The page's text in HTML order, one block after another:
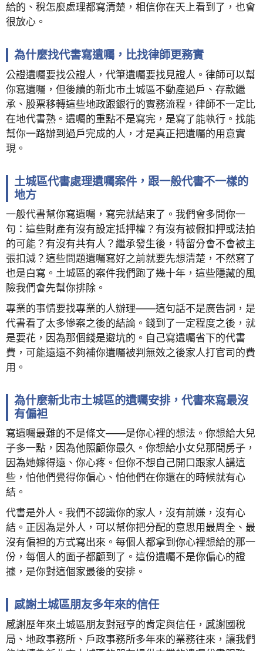
給的、稅怎麼處理都寫清楚，相信你在天上看到了，也會
很放心。
為什麼找代書寫遺囑，比找律師更務實
公證遺囑要找公證人，代筆遺囑要找見證人。律師可以幫
你寫遺囑，但後續的新北市土城區不動產過戶、存款繼
承、股票移轉這些地政跟銀行的實務流程，律師不一定比
在地代書熟。遺囑的重點不是寫完，是寫了能執行。找能
幫你一路辦到過戶完成的人，才是真正把遺囑的用意實
現。
土城區代書處理遺囑案件，跟一般代書不一樣的
地方
一般代書幫你寫遺囑，寫完就結束了。我們會多問你一
句：這些財產有沒有設定抵押權？有沒有被假扣押或法拍
的可能？有沒有共有人？繼承發生後，特留分會不會被主
張扣減？這些問題遺囑寫好之前就要先想清楚，不然寫了
也是白寫。土城區的案件我們跑了幾十年，這些隱藏的風
險我們會先幫你排除。
專業的事情要找專業的人辦理——這句話不是廣告詞，是
代書看了太多慘案之後的結論。錢到了一定程度之後，就
是要花，因為那個錢是避坑的。自己寫遺囑省下的代書
費，可能遠遠不夠補你遺囑被判無效之後家人打官司的費
用。
為什麼新北市土城區的遺囑安排，代書來寫最沒
有偏袒
寫遺囑最難的不是條文——是你心裡的想法。你想給大兒
子多一點，因為他照顧你最久。你想給小女兒那間房子，
因為她嫁得遠、你心疼。但你不想自己開口跟家人講這
些，怕他們覺得你偏心、怕他們在你還在的時候就有心
結。
代書是外人。我們不認識你的家人，沒有前嫌，沒有心
結。正因為是外人，可以幫你把分配的意思用最周全、最
沒有偏袒的方式寫出來。每個人都拿到你心裡想給的那一
份，每個人的面子都顧到了。這份遺囑不是你偏心的證
據，是你對這個家最後的安排。
感謝土城區朋友多年來的信任
感謝歷年來土城區朋友對冠亨的肯定與信任，感謝國稅
局、地政事務所、戶政事務所多年來的業務往來，讓我們